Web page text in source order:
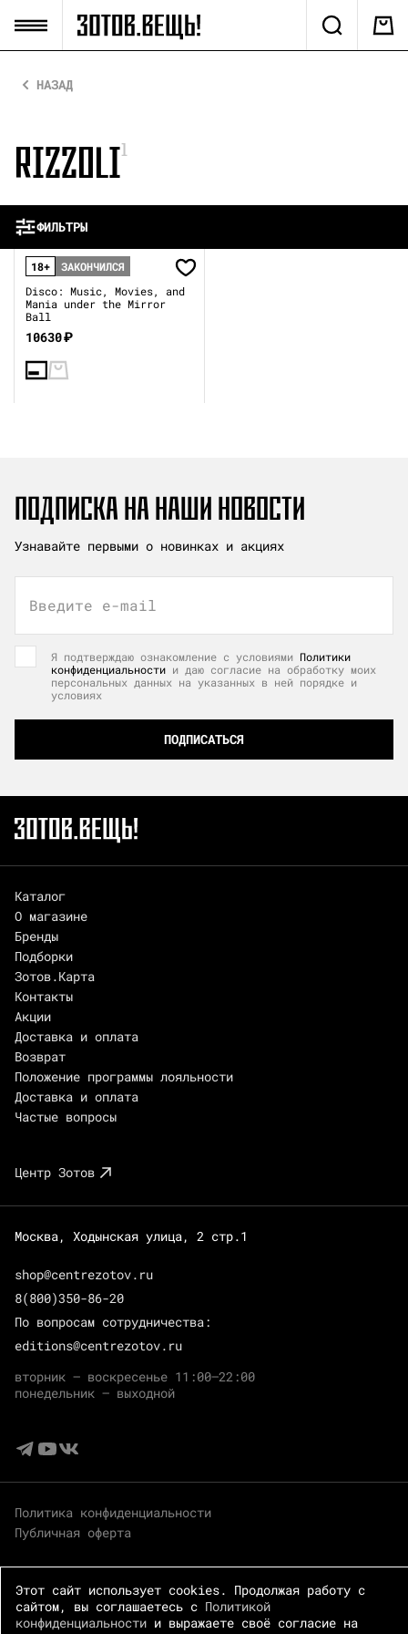
НАЗАД
RIZZOLI1
ФИЛЬТРЫ
18+
ЗАКОНЧИЛСЯ
Disco: Music, Movies, and
Mania under the Mirror
Ball
10630₽
ПОДПИСКА НА НАШИ НОВОСТИ
Узнавайте первыми о новинках и акциях
Введите e-mail
Я подтверждаю ознакомление с условиями Политики
конфиденциальности и даю согласие на обработку моих
персональных данных на указанных в ней порядке и
условиях
ПОДПИСАТЬСЯ
Каталог
О магазине
Бренды
Подборки
Зотов.Карта
Контакты
Акции
Доставка и оплата
Возврат
Положение программы лояльности
Доставка и оплата
Частые вопросы
Центр Зотов
Москва, Ходынская улица, 2 стр.1
shop@centrezotov.ru
8(800)350-86-20
По вопросам сотрудничества:
editions@centrezotov.ru
вторник — воскресенье 11:00–22:00
понедельник — выходной
Политика конфиденциальности
Публичная оферта
Этот сайт использует cookies. Продолжая работу с
сайтом, вы соглашаетесь с Политикой
конфиденциальности и выражаете своё согласие на